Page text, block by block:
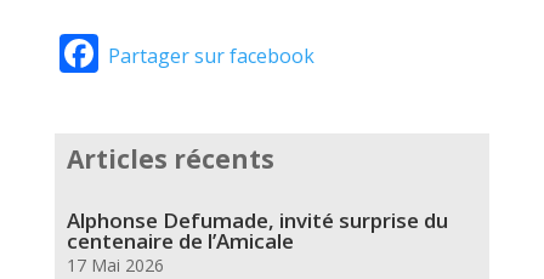
Facebook
Partager sur facebook
Articles récents
Alphonse Defumade, invité surprise du
centenaire de l’Amicale
17 Mai 2026